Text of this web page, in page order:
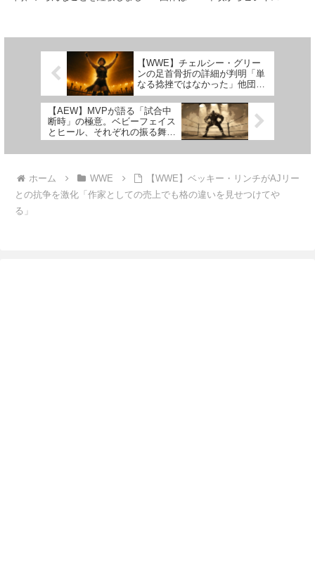
復帰後はトップスターの1...
TNA）に参戦して...
【WWE】チェルシー・グリー
ンの足首骨折の詳細が判明「単
なる捻挫ではなかった」他団体
王座も陥落
【AEW】MVPが語る「試合中
断時」の極意。ベビーフェイス
とヒール、それぞれの振る舞い
とは
ホーム WWE
【WWE】ベッキー・リンチがAJリー
との抗争を激化「作家としての売上でも格の違いを見せつけてや
る」